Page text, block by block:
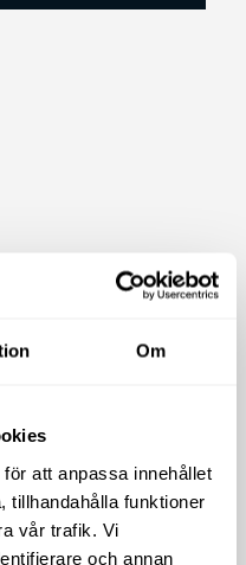
Om
att anpassa innehållet
tillhandahålla funktioner
vår trafik. Vi
och annan
Kia Original
våra original
nyckel.
695 kr